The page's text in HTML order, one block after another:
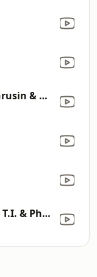
Touch (feat. Dave Grusin & Larry Carlton)
Blurred Lines (feat. T.I. & Pharrell)